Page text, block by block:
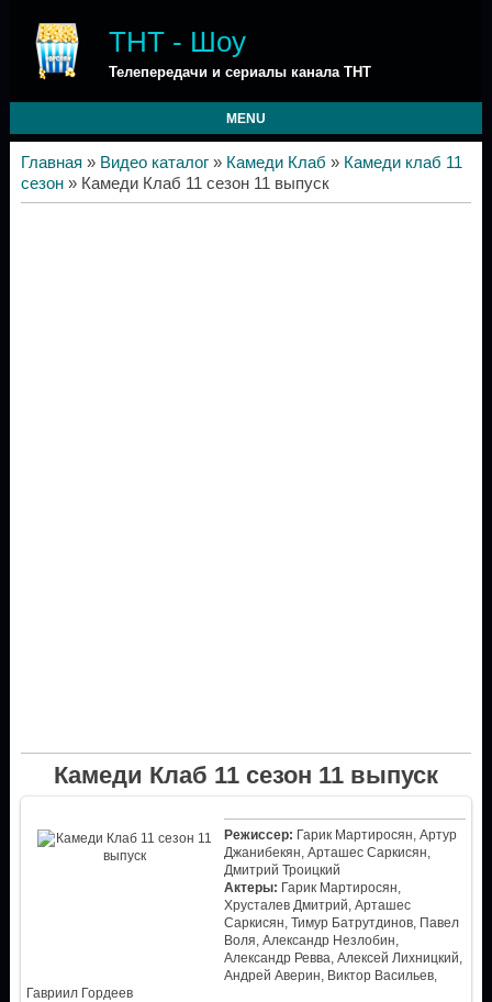
ТНТ - Шоу
Телепередачи и сериалы канала ТНТ
MENU
Главная » Видео каталог» Камеди Клаб » Камеди клаб 11
сезон» Камеди Клаб 11 сезон 11 выпуск
Камеди Клаб 11 сезон 11 выпуск
Режиссер: Гарик Мартиросян, Артур
Джанибекян, Арташес Саркисян,
Дмитрий Троицкий
Актеры: Гарик Мартиросян,
Хрусталев Дмитрий, Арташес
Саркисян, Тимур Батрутдинов, Павел
Воля, Александр Незлобин,
Александр Ревва, Алексей Лихницкий,
Андрей Аверин, Виктор Васильев,
Гавриил Гордеев